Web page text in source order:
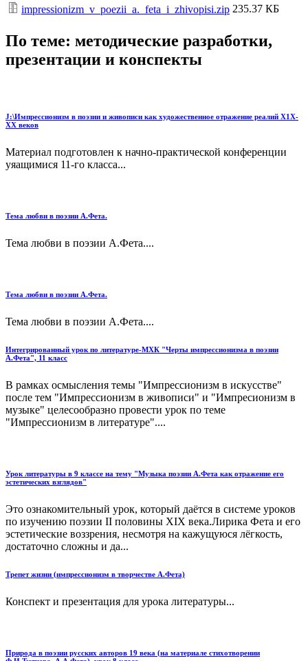
impressionizm_v_poezii_a._feta_i_zhivopisi.zip 235.37 КБ
По теме: методические разработки,
презентации и конспекты
J:\Импрессионизм в поэзии и живописи как художественное отражение реалий Х1Х-
ХХ веков
Материал подготовлен к начно-практической конференции
уяащимися 11-го класса...
Тема любви в поэзии А.Фета.
Тема любви в поэзии А.Фета....
Тема любви в поэзии А.Фета.
Тема любви в поэзии А.Фета....
Интегрированный урок по литературе-МХК "Черты импрессионизма в поэзии
А.Фета", 11 класс
В рамках осмысления темы "Импрессионизм в искусстве"
после тем "Импрессионизм в живописи" и "Импресионизм в
музыке" целесообразно провести урок по теме
"Импрессионизм в литературе"....
Урок литературы в 9 классе на тему "Музыка поэзии А.Фета как отражение его
эстетических взглядов"
Это ознакомительный урок, который даётся в системе уроков
по изучению поэзии II половины XIX века.Лирика Фета и его
эстетические воззрения, несмотря на кажущуюся лёгкость,
достаточно сложны и да...
Трепет жизни (импрессионизм в творчестве А.Фета)
Конспект и презентация для урока литературы...
Природа в поэзии русских авторов 19 века (на материале стихотворении